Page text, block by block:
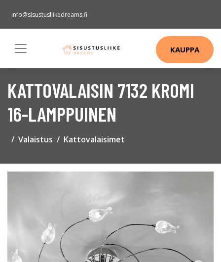
info@sisustusliikedreams.fi
KAUPPA
KATTOVALAISIN 7132 KROMI
16-LAMPPUINEN
Valaistus Kattovalaisimet